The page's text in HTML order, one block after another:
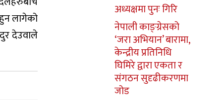
लागेको
देउवाले
अध्यक्षमा पुनः गिरि
नेपाली काङ्ग्रेसको
‘जरा अभियान’ बारामा,
केन्द्रीय प्रतिनिधि
घिमिरे द्वारा एकता र
संगठन सुदृढीकरणमा
जोड